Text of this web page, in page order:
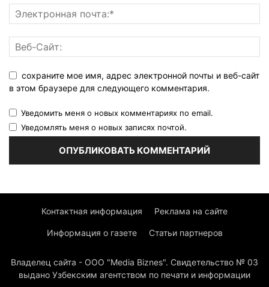
сохраните мое имя, адрес электронной почты и веб-сайт
в этом браузере для следующего комментария.
Уведомить меня о новых комментариях по email.
Уведомлять меня о новых записях почтой.
Контактная информация Реклама на сайте
Информация о газете Статьи партнеров
Владелец сайта - ООО "Media Biznes". Свидетельство № 03
выдано Узбекским агентством по печати и информации